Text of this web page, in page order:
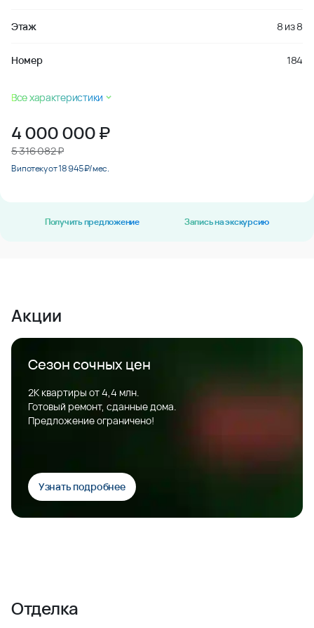
Этаж 8 из8
Номер 184
Все характеристики
4 000 000₽
5 316 082 ₽
В ипотеку от 18 945 ₽/мес.
Получить предложение Запись на экскурсию
Акции
Сезон сочных цен
2К квартиры от 4,4 млн.
Готовый ремонт, сданные дома.
Предложение ограничено!
Узнать подробнее
Отделка